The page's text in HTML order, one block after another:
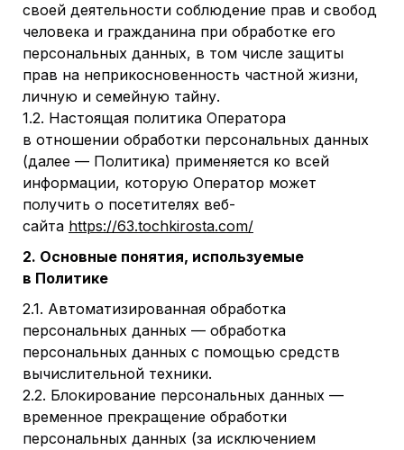
своей деятельности соблюдение прав и свобод
человека и гражданина при обработке его
персональных данных, в том числе защиты
прав на неприкосновенность частной жизни,
личную и семейную тайну.
1.2. Настоящая политика Оператора
в отношении обработки персональных данных
(далее — Политика) применяется ко всей
информации, которую Оператор может
получить о посетителях веб-
сайта https://63.tochkirosta.com/
2. Основные понятия, используемые
в Политике
2.1. Автоматизированная обработка
персональных данных — обработка
персональных данных с помощью средств
вычислительной техники.
2.2. Блокирование персональных данных —
временное прекращение обработки
персональных данных (за исключением